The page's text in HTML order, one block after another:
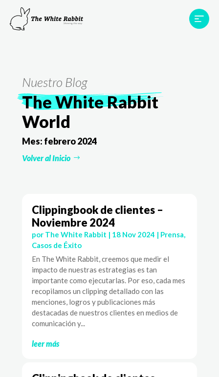
Proyectos
Testimonios
Nuestro Blog
The White Rabbit
World
Mes: febrero 2024
Volver al Inicio
Clippingbook de clientes –
Noviembre 2024
por The White Rabbit | 18 Nov 2024 | Prensa,
Casos de Éxito
En The White Rabbit, creemos que medir el
impacto de nuestras estrategias es tan
importante como ejecutarlas. Por eso, cada mes
recopilamos un clipping detallado con las
menciones, logros y publicaciones más
destacadas de nuestros clientes en medios de
comunicación y...
leer más